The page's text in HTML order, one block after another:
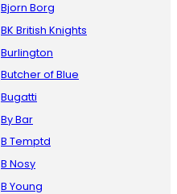
Bjorn Borg
BK British Knights
Burlington
Butcher of Blue
Bugatti
By Bar
B Temptd
B Nosy
B Young